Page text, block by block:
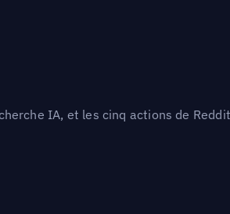
IA, et les cinq actions de